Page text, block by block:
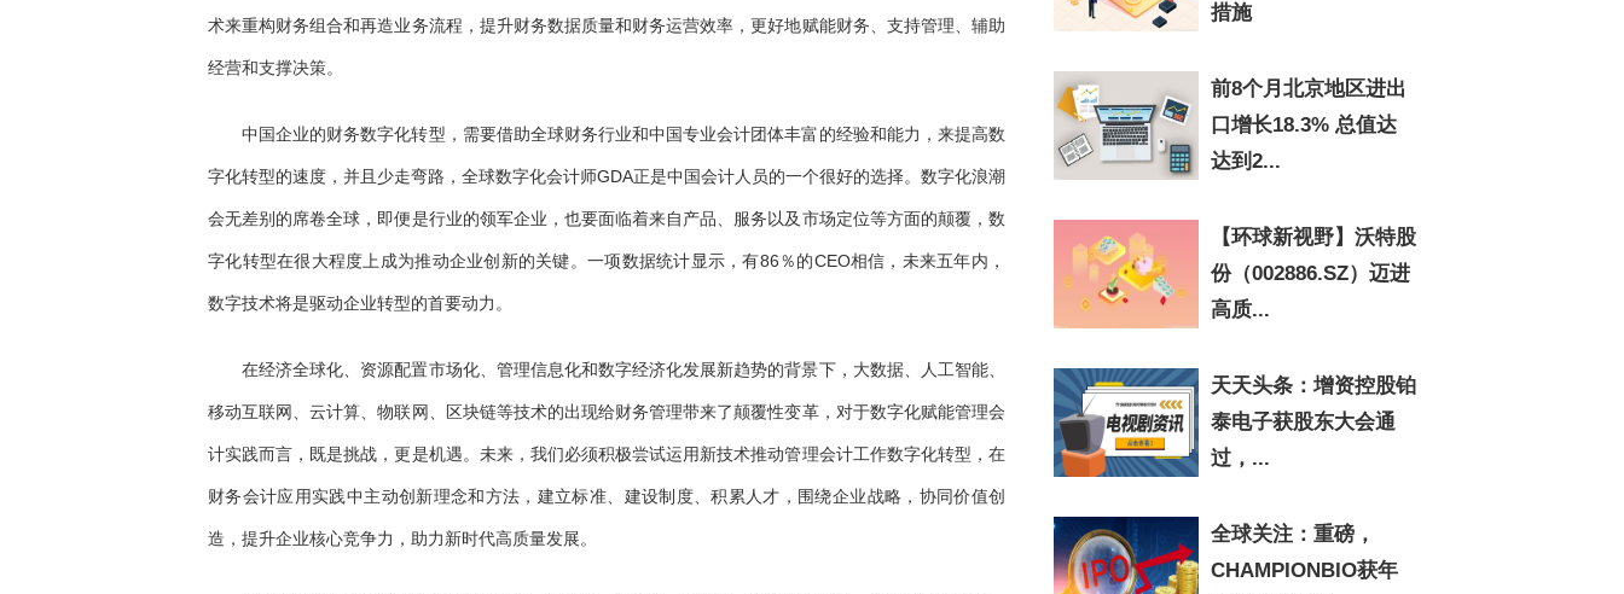
术来重构财务组合和再造业务流程，提升财务数据质量和财务运营效率，更好地赋能财务、支持管理、辅助
经营和支撑决策。
中国企业的财务数字化转型，需要借助全球财务行业和中国专业会计团体丰富的经验和能力，来提高数
字化转型的速度，并且少走弯路，全球数字化会计师GDA正是中国会计人员的一个很好的选择。数字化浪潮
会无差别的席卷全球，即便是行业的领军企业，也要面临着来自产品、服务以及市场定位等方面的颠覆，数
字化转型在很大程度上成为推动企业创新的关键。一项数据统计显示，有86％的CEO相信，未来五年内，
数字技术将是驱动企业转型的首要动力。
在经济全球化、资源配置市场化、管理信息化和数字经济化发展新趋势的背景下，大数据、人工智能、
移动互联网、云计算、物联网、区块链等技术的出现给财务管理带来了颠覆性变革，对于数字化赋能管理会
计实践而言，既是挑战，更是机遇。未来，我们必须积极尝试运用新技术推动管理会计工作数字化转型，在
财务会计应用实践中主动创新理念和方法，建立标准、建设制度、积累人才，围绕企业战略，协同价值创
造，提升企业核心竞争力，助力新时代高质量发展。
措施
前8个月北京地区进出
口增长18.3% 总值达
达到2...
【环球新视野】沃特股
份（002886.SZ）迈进
高质...
天天头条：增资控股铂
泰电子获股东大会通
过，...
全球关注：重磅，
CHAMPIONBIO获年